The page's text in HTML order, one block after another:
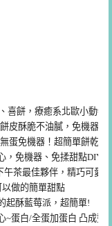
喜餅，療癒系北歐小動物
皮酥脆不油膩，免機器操
蛋免機器！超簡單餅乾食
，免機器、免揉甜點DIY
午茶最佳夥伴，精巧可愛
做的簡單甜點
起酥藍莓派，超簡單!
~蛋白/全蛋加蛋白 凸成整